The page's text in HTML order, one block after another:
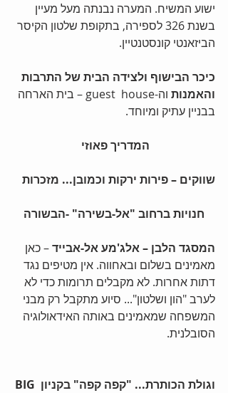
ישוע המשיח. המערה נבנתה מעל מעיין
בשנת 326 לספירה, בתקופת שלטון הקיסר
הביזאנטי קונסטנטיין.
כיכר הבישוף ולצידה הבית של התרבות
והאמנות
וה-guest  house – בית הארחה
בבניין עתיק ומיוחד.
המדריך פאוזי
שווקים – פירות ירקות וכמובן... מזכרות
חנויות ברחוב "אל-בשירה" -הבשורה
המסגד הלבן – אלג'מע אל-אבייד – כאן
מאמינים בשלום ובאחווה. אין מטיפים נגד
דתות אחרות. לא מקבלים תרומות כדי לא
לערב "הון ושלטון"... סיוע מתקבל רק מבני
המשפחה שמאמינים באותה האידאולוגיה
הסובלנית.
וגולת הכותרת... "קפה קפה" בקניון BIG